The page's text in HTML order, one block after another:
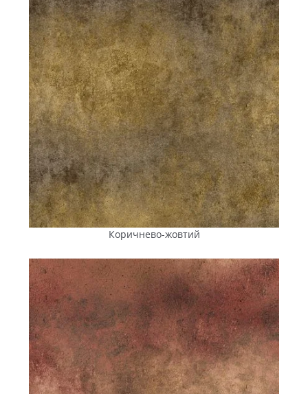
Колекція
Рекомендована
зона
використання
Ключова
особливість
«Австрійський
брук»
Пішохідні зони,
доріжки,
приватні
подвір’я, де не
передбачений
заїзд легкових
авто
Трапецієподібна
форма для
радіальних
візерунків,
стилізація під
старовину
«Ромб»
Пішохідні зони
подвір’їв і
заміських
ділянок,
легкових авто,
велодоріжки,
міські площі
(без заїзду
спецтехніки)
3D-ефект,
простота
укладання
«Цеглинка»
Пішохідні зони,
подвір’я,
паркування
легкових авто
Універсальний
дизайн,
підходить для
будь-яких
Коричнево-жовтий